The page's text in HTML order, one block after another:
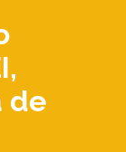
de